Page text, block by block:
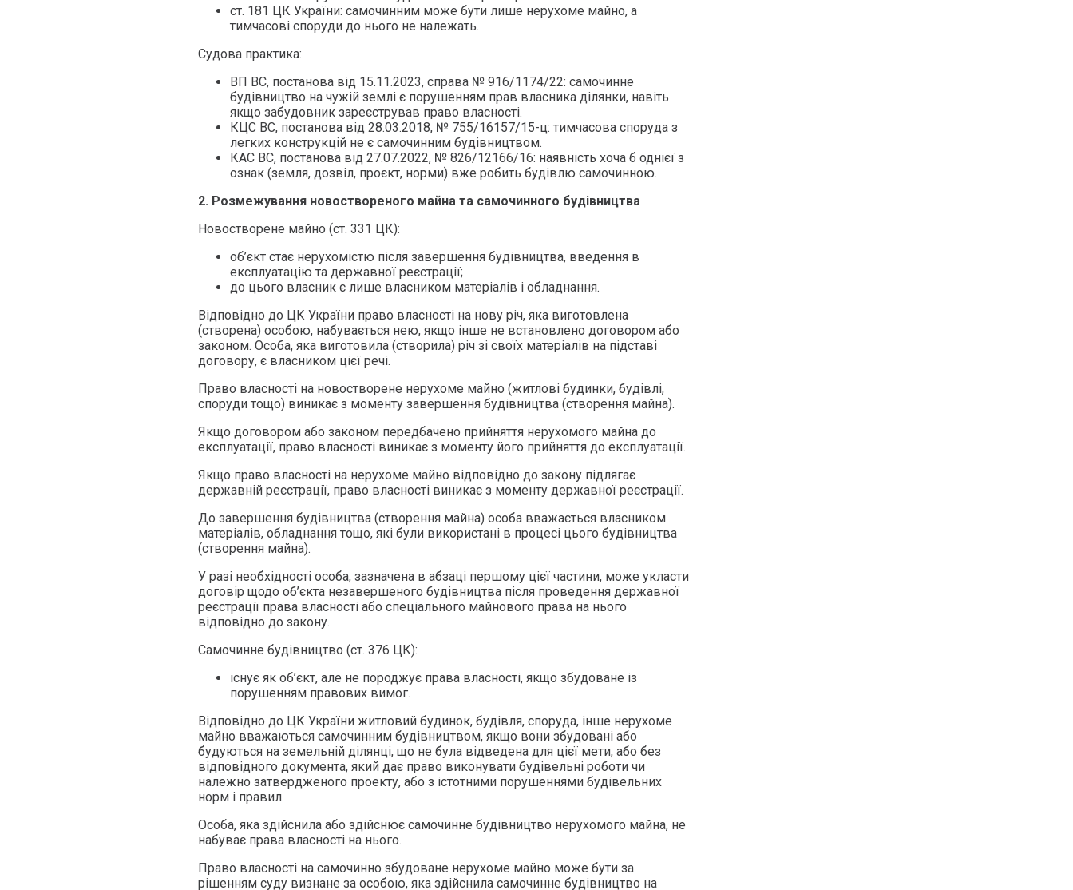
ст. 181 ЦК України: самочинним може бути лише нерухоме майно, а
тимчасові споруди до нього не належать.
Судова практика:
ВП ВС, постанова від 15.11.2023, справа № 916/1174/22: самочинне
будівництво на чужій землі є порушенням прав власника ділянки, навіть
якщо забудовник зареєстрував право власності.
КЦС ВС, постанова від 28.03.2018, № 755/16157/15-ц: тимчасова споруда з
легких конструкцій не є самочинним будівництвом.
КАС ВС, постанова від 27.07.2022, № 826/12166/16: наявність хоча б однієї з
ознак (земля, дозвіл, проєкт, норми) вже робить будівлю самочинною.
2. Розмежування новоствореного майна та самочинного будівництва
Новостворене майно (ст. 331 ЦК):
об’єкт стає нерухомістю після завершення будівництва, введення в
експлуатацію та державної реєстрації;
до цього власник є лише власником матеріалів і обладнання.
Відповідно до ЦК України право власності на нову річ, яка виготовлена
(створена) особою, набувається нею, якщо інше не встановлено договором або
законом. Особа, яка виготовила (створила) річ зі своїх матеріалів на підставі
договору, є власником цієї речі.
Право власності на новостворене нерухоме майно (житлові будинки, будівлі,
споруди тощо) виникає з моменту завершення будівництва (створення майна).
Якщо договором або законом передбачено прийняття нерухомого майна до
експлуатації, право власності виникає з моменту його прийняття до експлуатації.
Якщо право власності на нерухоме майно відповідно до закону підлягає
державній реєстрації, право власності виникає з моменту державної реєстрації.
До завершення будівництва (створення майна) особа вважається власником
матеріалів, обладнання тощо, які були використані в процесі цього будівництва
(створення майна).
У разі необхідності особа, зазначена в абзаці першому цієї частини, може укласти
договір щодо об’єкта незавершеного будівництва після проведення державної
реєстрації права власності або спеціального майнового права на нього
відповідно до закону.
Самочинне будівництво (ст. 376 ЦК):
існує як об’єкт, але не породжує права власності, якщо збудоване із
порушенням правових вимог.
Відповідно до ЦК України житловий будинок, будівля, споруда, інше нерухоме
майно вважаються самочинним будівництвом, якщо вони збудовані або
будуються на земельній ділянці, що не була відведена для цієї мети, або без
відповідного документа, який дає право виконувати будівельні роботи чи
належно затвердженого проекту, або з істотними порушеннями будівельних
норм і правил.
Особа, яка здійснила або здійснює самочинне будівництво нерухомого майна, не
набуває права власності на нього.
Право власності на самочинно збудоване нерухоме майно може бути за
рішенням суду визнане за особою, яка здійснила самочинне будівництво на